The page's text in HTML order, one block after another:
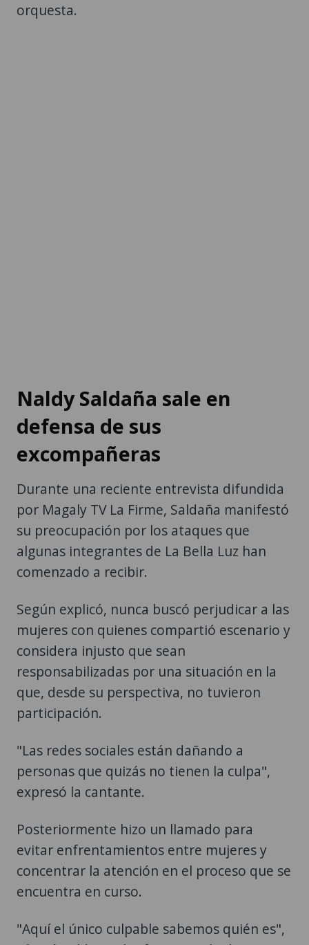
orquesta.
Naldy Saldaña sale en
defensa de sus
excompañeras
Durante una reciente entrevista difundida
por Magaly TV La Firme, Saldaña manifestó
su preocupación por los ataques que
algunas integrantes de La Bella Luz han
comenzado a recibir.
Según explicó, nunca buscó perjudicar a las
mujeres con quienes compartió escenario y
considera injusto que sean
responsabilizadas por una situación en la
que, desde su perspectiva, no tuvieron
participación.
"Las redes sociales están dañando a
personas que quizás no tienen la culpa",
expresó la cantante.
Posteriormente hizo un llamado para
evitar enfrentamientos entre mujeres y
concentrar la atención en el proceso que se
encuentra en curso.
"Aquí el único culpable sabemos quién es",